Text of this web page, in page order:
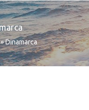
»Dinamarca